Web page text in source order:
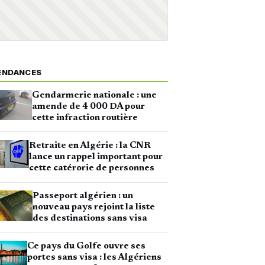
Gendarmerie nationale : une
amende de 4 000 DA pour
cette infraction routière
Retraite en Algérie : la CNR
lance un rappel important pour
cette catérorie de personnes
Passeport algérien : un
nouveau pays rejoint la liste
des destinations sans visa
Ce pays du Golfe ouvre ses
portes sans visa : les Algériens